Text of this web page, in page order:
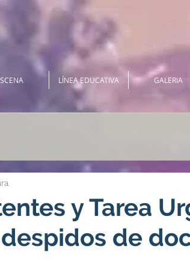
LÍNEA EDUCATIVA GALERIA
y Tarea
de